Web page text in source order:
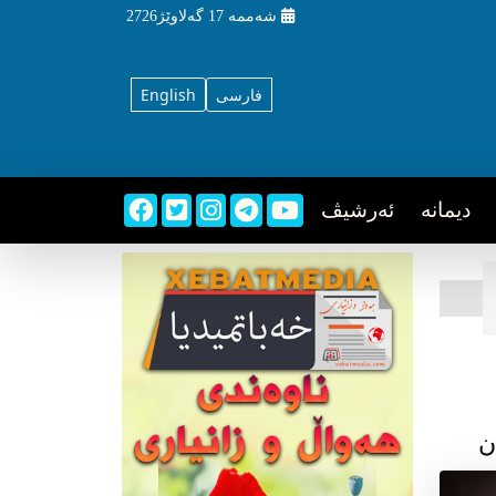
شه‌ممه‌ 17 گه‌لاوێژ2726
English فارسی
دیمانه ئه‌رشیڤ